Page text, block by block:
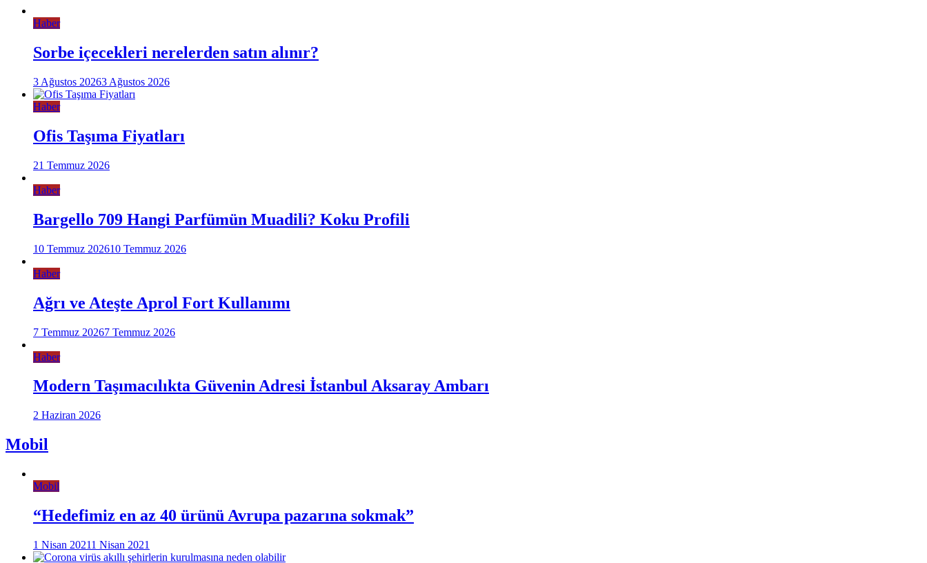
Haber
Sorbe içecekleri nerelerden satın alınır?
3 Ağustos 20263 Ağustos 2026
Haber
Ofis Taşıma Fiyatları
21 Temmuz 2026
Haber
Bargello 709 Hangi Parfümün Muadili? Koku Profili
10 Temmuz 202610 Temmuz 2026
Haber
Ağrı ve Ateşte Aprol Fort Kullanımı
7 Temmuz 20267 Temmuz 2026
Haber
Modern Taşımacılıkta Güvenin Adresi İstanbul Aksaray Ambarı
2 Haziran 2026
Mobil
Mobil
“Hedefimiz en az 40 ürünü Avrupa pazarına sokmak”
1 Nisan 20211 Nisan 2021